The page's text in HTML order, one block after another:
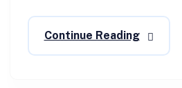
Continue Reading